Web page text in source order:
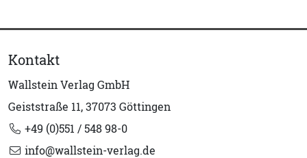
Kontakt
Wallstein Verlag GmbH
Geiststraße 11, 37073 Göttingen
+49 (0)551 / 548 98-0
info@wallstein-verlag.de